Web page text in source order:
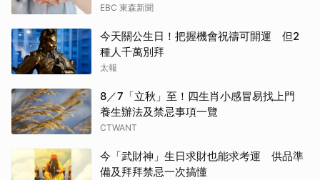
EBC 東森新聞
今天關公生日！把握機會祝禱可開運 但2
種人千萬別拜
太報
8／7「立秋」至！四生肖小感冒易找上門
養生辦法及禁忌事項一覽
CTWANT
今「武財神」生日求財也能求考運 供品準
備及拜拜禁忌一次搞懂